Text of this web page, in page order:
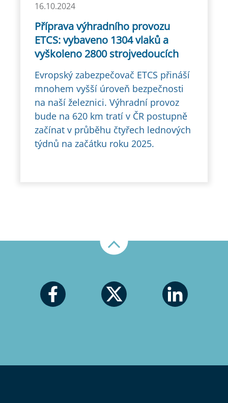
16.10.2024
Příprava výhradního provozu
ETCS: vybaveno 1304 vlaků a
vyškoleno 2800 strojvedoucích
Evropský zabezpečovač ETCS přináší
mnohem vyšší úroveň bezpečnosti
na naší železnici. Výhradní provoz
bude na 620 km tratí v ČR postupně
začínat v průběhu čtyřech lednových
týdnů na začátku roku 2025.